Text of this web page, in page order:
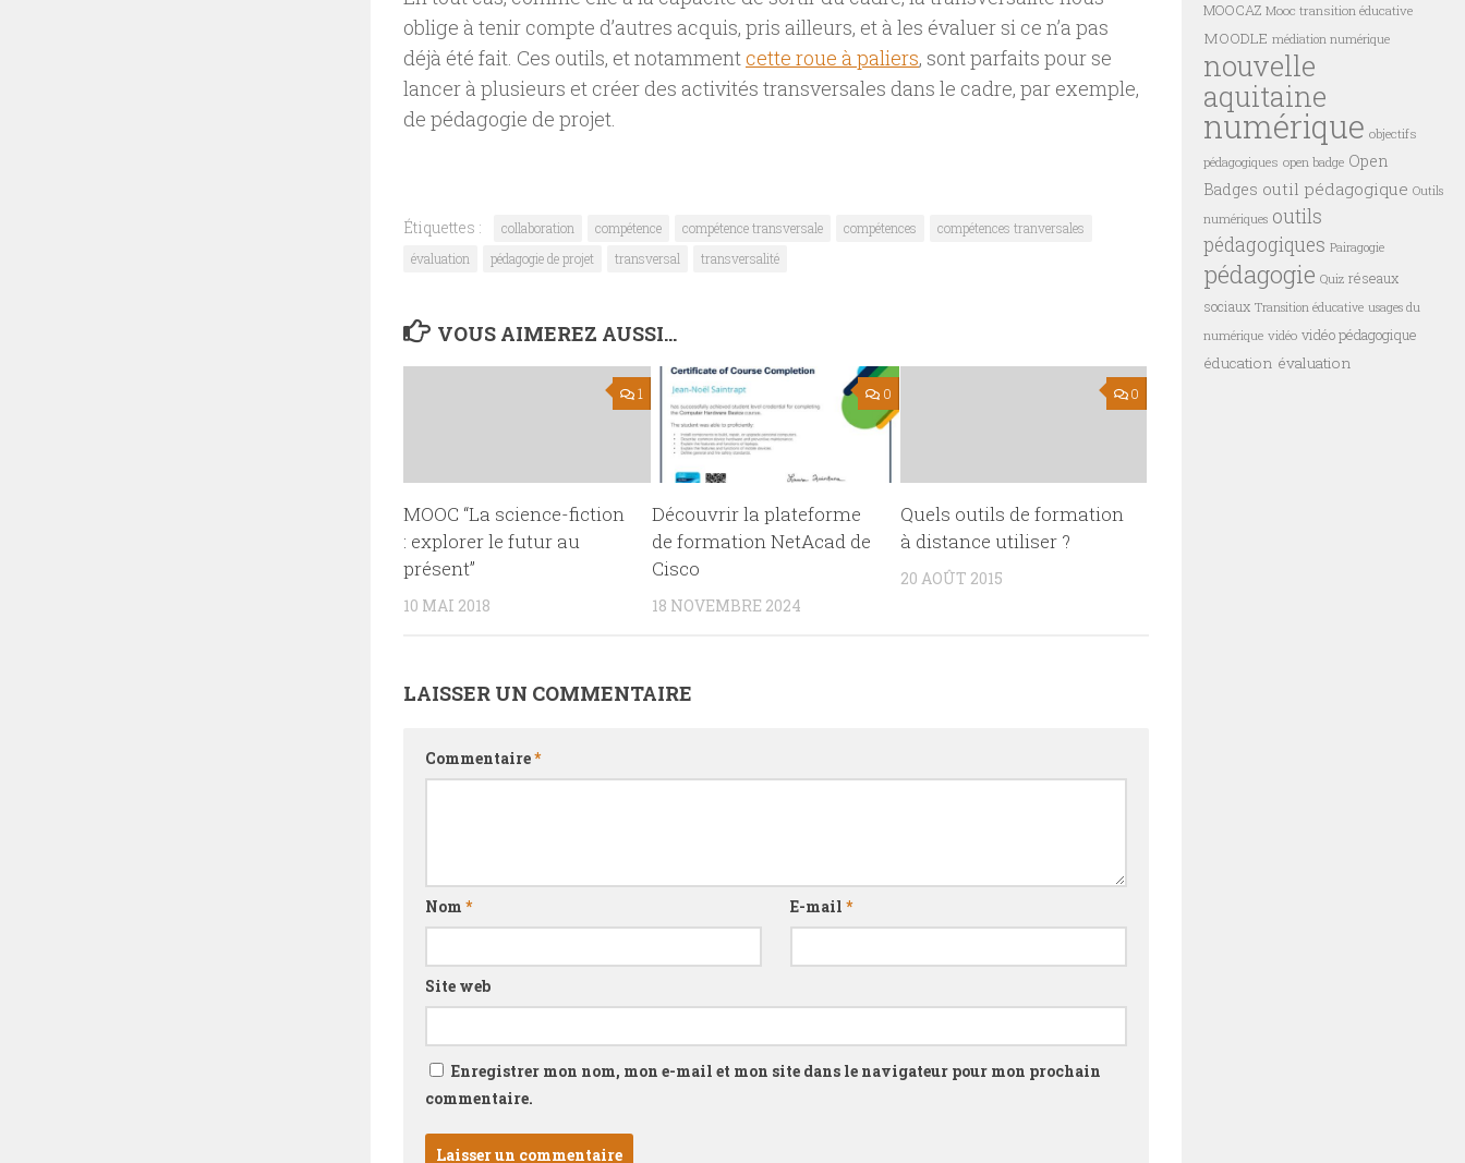
oblige à tenir compte d’autres acquis, pris ailleurs, et à les évaluer si ce n’a pas
déjà été fait. Ces outils, et notamment cette roue à paliers, sont parfaits pour se
lancer à plusieurs et créer des activités transversales dans le cadre, par exemple,
de pédagogie de projet.
Étiquettes : collaboration compétence compétence transversale compétences
compétences tranversales
évaluation
pédagogie de projet transversal transversalité
VOUS AIMEREZ AUSSI...
1
MOOC “La science-fiction
: explorer le futur au
présent”
10 MAI 2018
0
Découvrir la plateforme
de formation NetAcad de
Cisco
18 NOVEMBRE 2024
0
Quels outils de formation
à distance utiliser ?
20 AOÛT 2015
LAISSER UN COMMENTAIRE
Commentaire*
Nom * E-mail *
Site web
Enregistrer mon nom, mon e-mail et mon site dans le navigateur pour mon prochain
commentaire.
MOOCAZ Mooc transition éducative
MOODLE médiation numérique
nouvelle
aquitaine
numérique objectifs
pédagogiques open badge Open
Badges outil pédagogique Outils
numériques outils
pédagogiques Pairagogie
pédagogie Quiz réseaux
sociaux Transition éducative usages du
numérique vidéo vidéo pédagogique
éducation évaluation